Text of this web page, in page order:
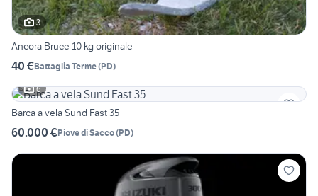
3
Ancora Bruce 10 kg originale
40 €Battaglia Terme(PD)
6
Barca a vela Sund Fast 35
60.000 €Piove di Sacco(PD)